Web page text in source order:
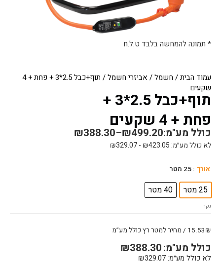
עמוד הבית/ חשמל/ אביזרי חשמל
/ תוף+כבל 2.5*3 + פחת + 4
שקעים
תוף+כבל 2.5*3 +
פחת + 4 שקעים
₪388.30–₪499.20כולל מע"מ:
לא כולל מע״מ: ₪423.05
-
₪329.07
אורך : 25 מטר
25 מטר 40 מטר
נקה
15.53₪ / מחיר למטר רץ כולל מע”מ
₪388.30כולל מע"מ:
לא כולל מע״מ: ₪329.07
כמות
תוף+כבל
2.5*3
+
+
שקעים
* תמונה להמחשה בלבד ט.ל.ח